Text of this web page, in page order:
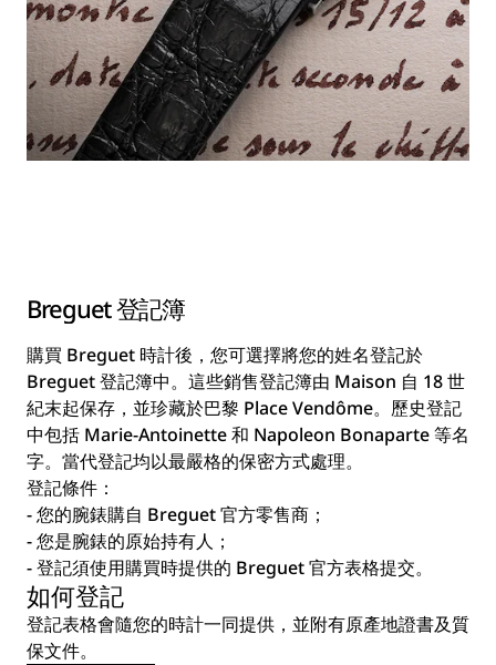
Breguet 登記簿
購買 Breguet 時計後，您可選擇將您的姓名登記於
Breguet 登記簿中。這些銷售登記簿由 Maison 自 18 世
紀末起保存，並珍藏於巴黎 Place Vendôme。歷史登記
中包括 Marie-Antoinette 和 Napoleon Bonaparte 等名
字。當代登記均以最嚴格的保密方式處理。
登記條件：
- 您的腕錶購自 Breguet 官方零售商；
- 您是腕錶的原始持有人；
- 登記須使用購買時提供的 Breguet 官方表格提交。
如何登記
登記表格會隨您的時計一同提供，並附有原產地證書及質
保文件。